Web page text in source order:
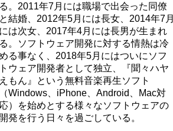
る。2011年7月には職場で出会った同僚
と結婚、2012年5月には長女、2014年7月
には次女、2017年4月には長男が生まれ
る。ソフトウェア開発に対する情熱は冷
る事なく、2018年5月にはついにソフ
トウェア開発者として独立、『聞々ハヤ
えもん』という無料音楽再生ソフト
（Windows、iPhone、Android、Mac対
応）を始めとする様々なソフトウェアの
開発を行う日々を過ごしている。